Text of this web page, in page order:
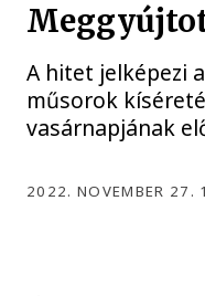
A hitet jelképezi
műsorok
vasárnapjának
2022. NOVEMBER 27.